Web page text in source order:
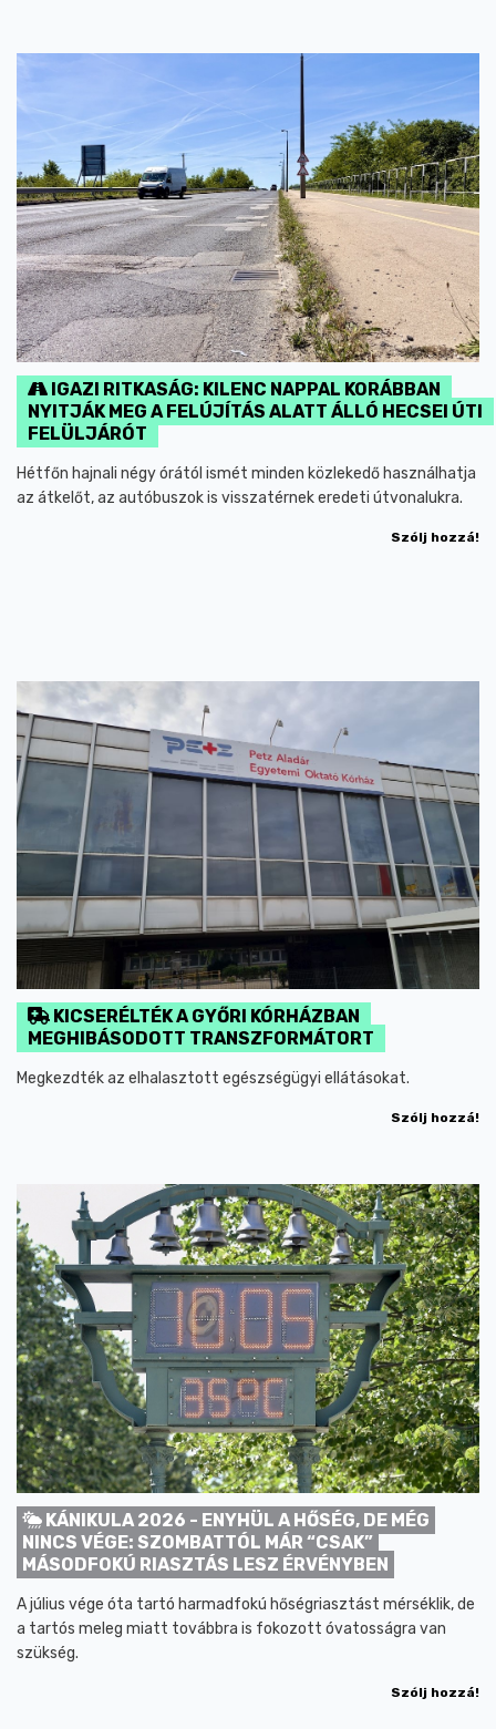
IGAZI RITKASÁG: KILENC NAPPAL KORÁBBAN
NYITJÁK MEG A FELÚJÍTÁS ALATT ÁLLÓ HECSEI ÚTI
FELÜLJÁRÓT
Hétfőn hajnali négy órától ismét minden közlekedő használhatja
az átkelőt, az autóbuszok is visszatérnek eredeti útvonalukra.
Szólj hozzá!
KICSERÉLTÉK A GYŐRI KÓRHÁZBAN
MEGHIBÁSODOTT TRANSZFORMÁTORT
Megkezdték az elhalasztott egészségügyi ellátásokat.
Szólj hozzá!
KÁNIKULA 2026 - ENYHÜL A HŐSÉG, DE MÉG
NINCS VÉGE: SZOMBATTÓL MÁR “CSAK”
MÁSODFOKÚ RIASZTÁS LESZ ÉRVÉNYBEN
A július vége óta tartó harmadfokú hőségriasztást mérséklik, de
a tartós meleg miatt továbbra is fokozott óvatosságra van
szükség.
Szólj hozzá!